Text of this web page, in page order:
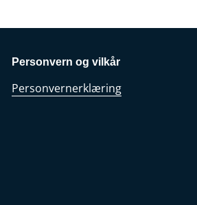
Personvern og vilkår
Personvernerklæring